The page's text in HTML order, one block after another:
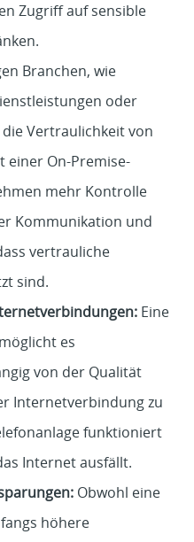
Zugriff auf sensible
Branchen, wie
oder
Vertraulichkeit von
einer On-Premise-
mehr Kontrolle
Kommunikation und
vertrauliche
sind.
Eine
es
von der Qualität
Internetverbindung zu
funktioniert
Internet ausfällt.
Obwohl eine
höhere